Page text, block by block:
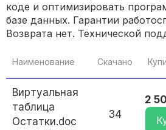
коде и оптимизировать
базе данных. Гарантии
Возврата нет. Технической
Наименование Скачано
Виртуальная
таблица
Остатки.doc
34
2